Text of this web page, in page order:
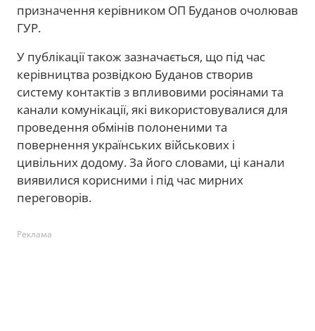
призначення керівником ОП Буданов очолював
ГУР.
У публікації також зазначається, що під час
керівництва розвідкою Буданов створив
систему контактів з впливовими росіянами та
канали комунікації, які використовувалися для
проведення обмінів полоненими та
повернення українських військових і
цивільних додому. За його словами, ці канали
виявилися корисними і під час мирних
переговорів.
Реклама